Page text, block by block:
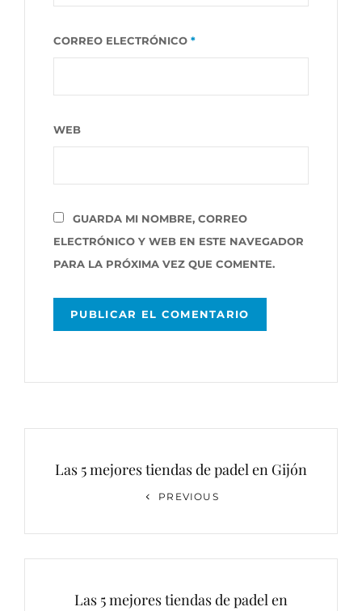
CORREO ELECTRÓNICO *
WEB
GUARDA MI NOMBRE, CORREO
ELECTRÓNICO Y WEB EN ESTE NAVEGADOR
PARA LA PRÓXIMA VEZ QUE COMENTE.
Las 5 mejores tiendas de padel en Gijón
PREVIOUS
Las 5 mejores tiendas de padel en